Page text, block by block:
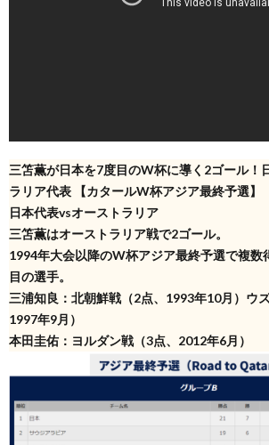
三笘薫が日本を7度目のW杯に導く2ゴール！
ラリア代表 【カタールW杯アジア最終予選】
日本代表vsオーストラリア
三笘薫はオーストラリア戦で2ゴール。
1994年大会以降のW杯アジア最終予選で複数
目の選手。
三浦知良：北朝鮮戦（2点、1993年10月）ウ
1997年9月）
本田圭佑：ヨルダン戦（3点、2012年6月）